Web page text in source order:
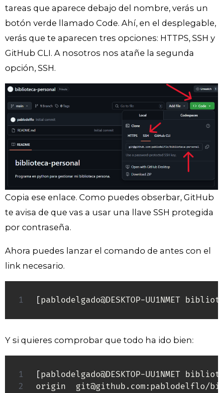
tareas que aparece debajo del nombre, verás un
botón verde llamado Code. Ahí, en el desplegable,
verás que te aparecen tres opciones: HTTPS, SSH y
GitHub CLI. A nosotros nos atañe la segunda
opción, SSH.
Copia ese enlace. Como puedes obserbar, GitHub
te avisa de que vas a usar una llave SSH protegida
por contraseña.
Ahora puedes lanzar el comando de antes con el
link necesario.
[ pablodelgado@DESKTOP-UU1NMET
Y si quieres comprobar que todo ha ido bien:
[ pablodelgado@DESKTOP-UU1NMET
origin  git@github.com:pablodelflo/